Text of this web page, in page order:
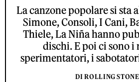
La canzone popolare si sta
Simone, Consoli, I Cani,
Thiele, La Niña hanno
dischi. E poi ci sono i
sperimentatori, i
DI ROLLING